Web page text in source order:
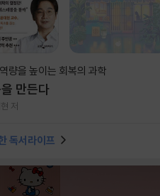
량을 높이는 회복의 과학
만든다
저
독서라이프